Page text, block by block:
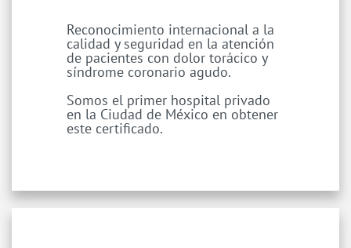
Reconocimiento internacional a la
calidad y seguridad en la atención
de pacientes con dolor torácico y
síndrome coronario agudo.
Somos el primer hospital privado
en la Ciudad de México en obtener
este certificado.